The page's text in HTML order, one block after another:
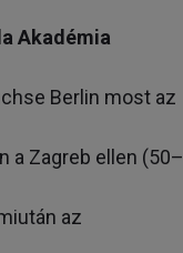
Akadémia
Berlin most az
a Zagreb ellen (50–
az